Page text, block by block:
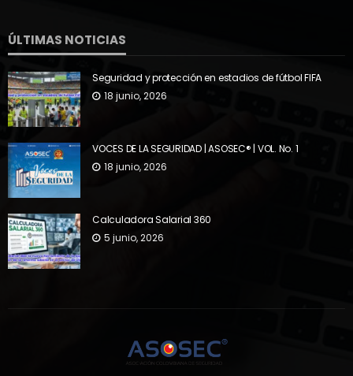
ÚLTIMAS NOTICIAS
Seguridad y protección en estadios de fútbol FIFA
18 junio, 2026
VOCES DE LA SEGURIDAD | ASOSEC® | VOL. No. 1
18 junio, 2026
Calculadora Salarial 360
5 junio, 2026